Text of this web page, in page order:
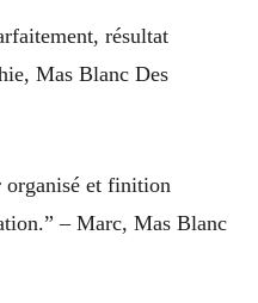
résultat
Mas Blanc Des
organisé et finition
– Marc, Mas Blanc